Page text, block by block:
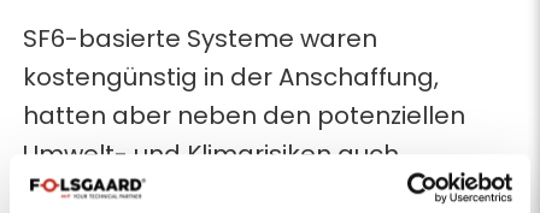
SF6-basierte Systeme waren
kostengünstig in der Anschaffung,
hatten aber neben den potenziellen
Umwelt- und Klimarisiken auch
versteckte Kosten, die nicht immer